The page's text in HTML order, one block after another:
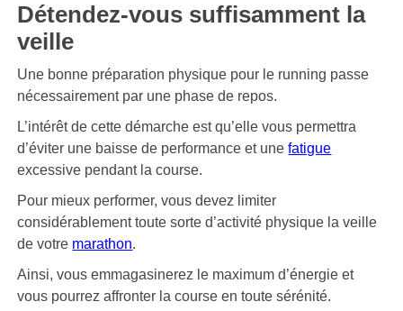
Détendez-vous suffisamment la
veille
Une bonne préparation physique pour le running passe
nécessairement par une phase de repos.
L’intérêt de cette démarche est qu’elle vous permettra
d’éviter une baisse de performance et unefatigue
excessive pendant la course.
Pour mieux performer, vous devez limiter
considérablement toute sorte d’activité physique la veille
de votre marathon.
Ainsi, vous emmagasinerez le maximum d’énergie et
vous pourrez affronter la course en toute sérénité.